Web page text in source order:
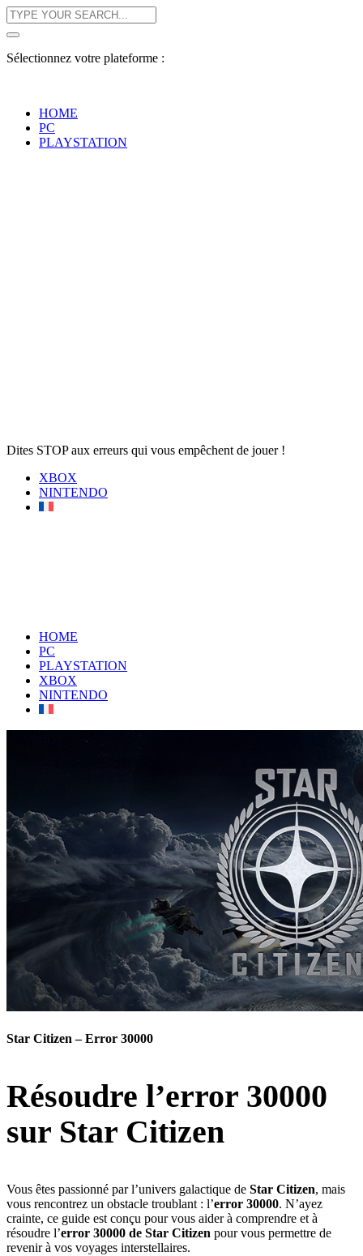
Sélectionnez votre plateforme :
HOME
PC
PLAYSTATION
Dites STOP aux erreurs qui vous empêchent de jouer !
XBOX
NINTENDO
HOME
PC
PLAYSTATION
XBOX
NINTENDO
Star Citizen – Error 30000
Résoudre l’error 30000
sur Star Citizen
Vous êtes passionné par l’univers galactique de Star Citizen, mais
vous rencontrez un obstacle troublant : l’error 30000. N’ayez
crainte, ce guide est conçu pour vous aider à comprendre et à
résoudre l’error 30000 de Star Citizen pour vous permettre de
revenir à vos voyages interstellaires.